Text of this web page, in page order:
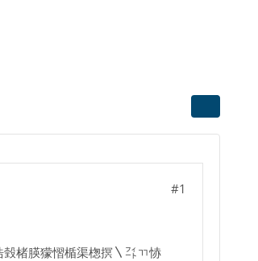
#1
朠獴慴楯渠楤㨠〵㌳ㄲ㤸